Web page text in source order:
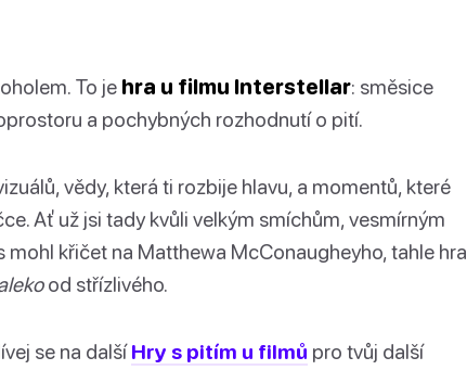
To je hra u filmu Interstellar: směsice
a pochybných rozhodnutí o pití.
vědy, která ti rozbije hlavu, a momentů, které
Ať už jsi tady kvůli velkým smíchům, vesmírným
křičet na Matthewa McConaugheyho, tahle hra
od střízlivého.
se na dalšíHry s pitím u filmů pro tvůj další